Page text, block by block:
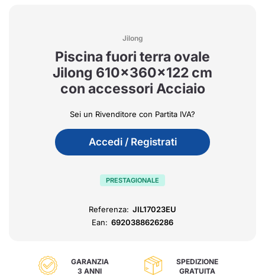
Jilong
Piscina fuori terra ovale
Jilong 610x360x122 cm
con accessori Acciaio
Sei un Rivenditore con Partita IVA?
Accedi / Registrati
PRESTAGIONALE
Referenza: JIL17023EU
Ean: 6920388626286
GARANZIA
3 ANNI
SPEDIZIONE
GRATUITA